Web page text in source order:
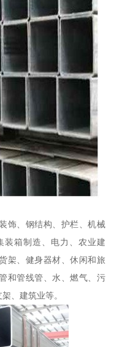
饰、钢结构、护栏、机械
装箱制造、电力、农业建
架、健身器材、休闲和旅
和管线管、水、燃气、污
、建筑业等。